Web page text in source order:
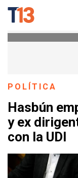
POLÍTICA
Hasbún
y ex
con la UDI